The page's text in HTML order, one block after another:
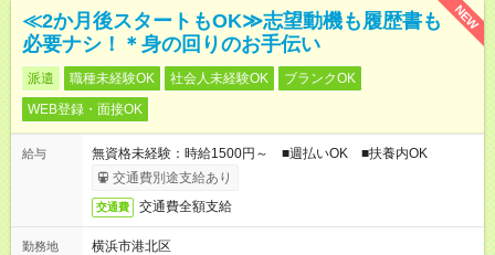
NEW
≪2か月後スタートもOK≫志望動機も履歴書も
必要ナシ！＊身の回りのお手伝い
派遣 職種未経験OK 社会人未経験OK
ブランクOK
WEB登録・面接OK
給与
無資格未経験：時給1500円～ ■週払いOK ■扶養内OK
交通費別途支給あり
交通費 交通費全額支給
勤務地
横浜市港北区